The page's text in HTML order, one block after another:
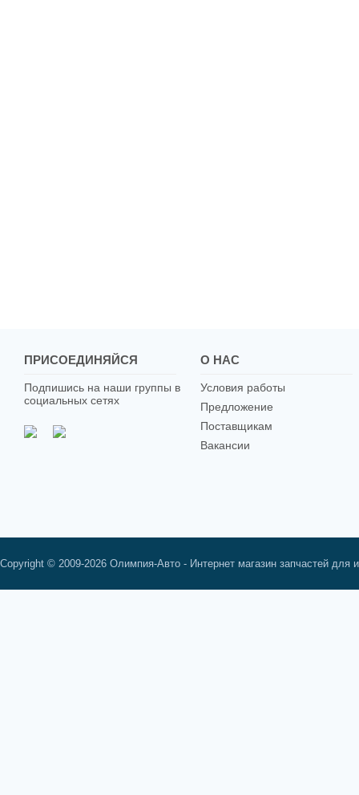
ПРИСОЕДИНЯЙСЯ
Подпишись на наши группы в
социальных сетях
О НАС
Условия работы
Предложение
Поставщикам
Вакансии
Copyright © 2009-2026 Олимпия-Авто - Интернет магазин запчастей для